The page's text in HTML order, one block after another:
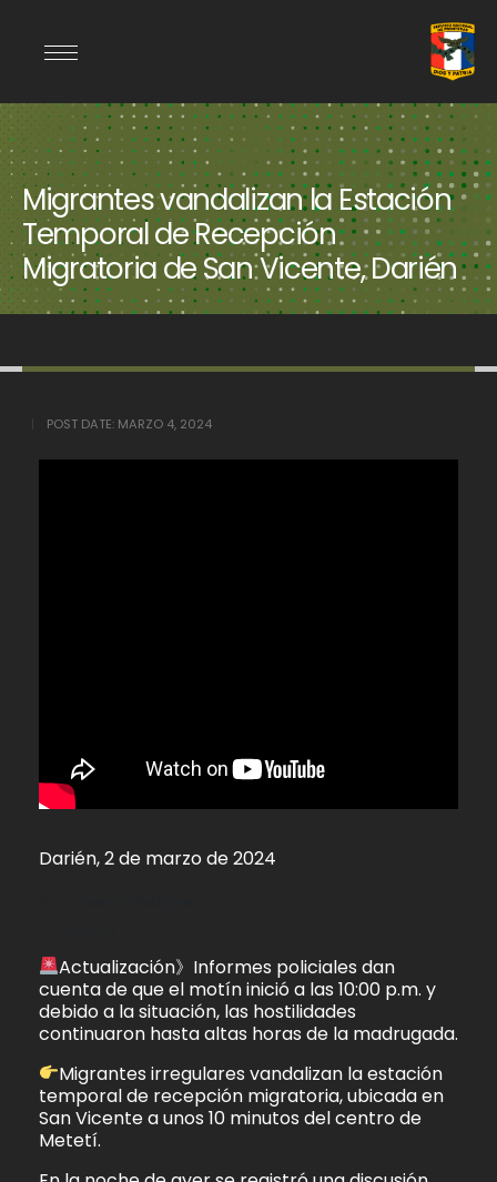
Migrantes vandalizan la Estación
Temporal de Recepción
Migratoria de San Vicente, Darién
POST DATE: MARZO 4, 2024
Darién, 2 de marzo de 2024
Actualización》Informes policiales dan
cuenta de que el motín inició a las 10:00 p.m. y
debido a la situación, las hostilidades
continuaron hasta altas horas de la madrugada.
Migrantes irregulares vandalizan la estación
temporal de recepción migratoria, ubicada en
San Vicente a unos 10 minutos del centro de
Metetí.